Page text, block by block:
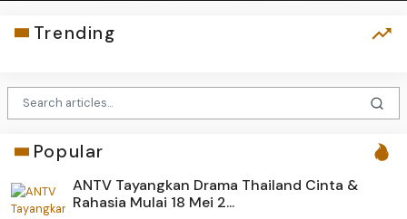
Trending
Popular
ANTV Tayangkan Drama Thailand Cinta &
Rahasia Mulai 18 Mei 2...